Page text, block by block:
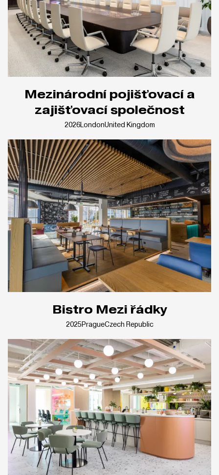
Mezinárodní pojišťovací a
zajišťovací společnost
2026LondonUnited Kingdom
Bistro Mezi řádky
2025PragueCzech Republic